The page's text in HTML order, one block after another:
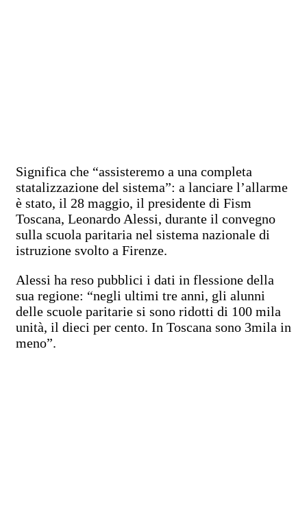
Significa che “assisteremo a una completa
statalizzazione del sistema”: a lanciare l’allarme
è stato, il 28 maggio, il presidente di Fism
Toscana, Leonardo Alessi, durante il convegno
sulla scuola paritaria nel sistema nazionale di
istruzione svolto a Firenze.
Alessi ha reso pubblici i dati in flessione della
sua regione: “negli ultimi tre anni, gli alunni
delle scuole paritarie si sono ridotti di 100 mila
unità, il dieci per cento. In Toscana sono 3mila in
meno”.